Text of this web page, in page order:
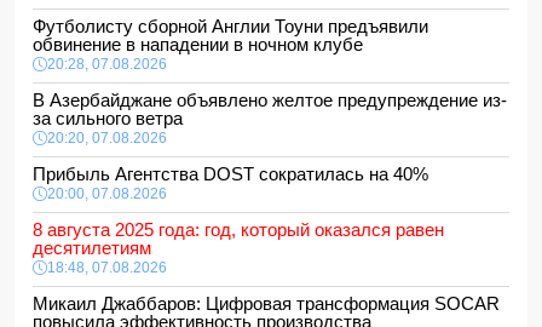
Футболисту сборной Англии Тоуни предъявили
обвинение в нападении в ночном клубе
20:28, 07.08.2026
В Азербайджане объявлено желтое предупреждение из-
за сильного ветра
20:20, 07.08.2026
Прибыль Агентства DOST сократилась на 40%
20:00, 07.08.2026
8 августа 2025 года: год, который оказался равен
десятилетиям
18:48, 07.08.2026
Микаил Джаббаров: Цифровая трансформация SOCAR
повысила эффективность производства